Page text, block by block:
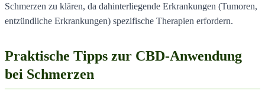
Schmerzen zu klären, da dahinterliegende Erkrankungen (Tumoren,
entzündliche Erkrankungen) spezifische Therapien erfordern.
Praktische Tipps zur CBD-Anwendung
bei Schmerzen